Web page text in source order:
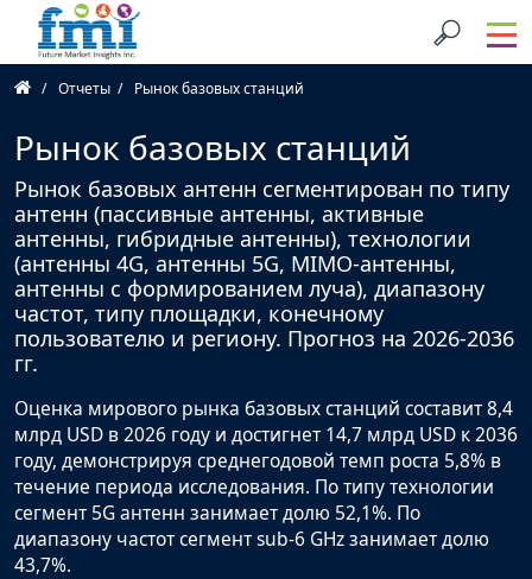
Отчеты Рынок базовых станций
Рынок базовых станций
Рынок базовых антенн сегментирован по типу
антенн (пассивные антенны, активные
антенны, гибридные антенны), технологии
(антенны 4G, антенны 5G, MIMO-антенны,
антенны с формированием луча), диапазону
частот, типу площадки, конечному
пользователю и региону. Прогноз на 2026-2036
гг.
Оценка мирового рынка базовых станций составит 8,4
млрд USD в 2026 году и достигнет 14,7 млрд USD к 2036
году, демонстрируя среднегодовой темп роста 5,8% в
течение периода исследования. По типу технологии
сегмент 5G антенн занимает долю 52,1%. По
диапазону частот сегмент sub-6 GHz занимает долю
43,7%.